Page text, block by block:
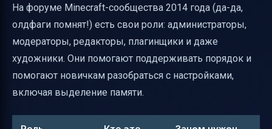
На форуме Minecraft-сообщества 2014 года (да-да,
олдфаги помнят!) есть свои роли: администраторы,
модераторы, редакторы, плагинщики и даже
художники. Они помогают поддерживать порядок и
помогают новичкам разобраться с настройками,
включая выделение памяти.